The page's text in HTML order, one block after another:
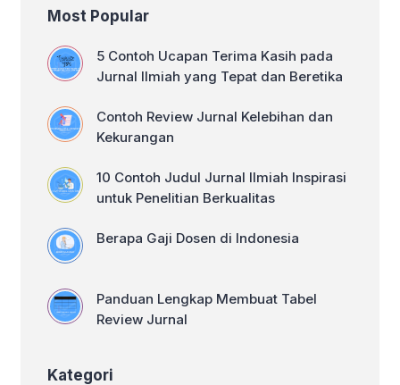
Most Popular
5 Contoh Ucapan Terima Kasih pada
Jurnal Ilmiah yang Tepat dan Beretika
Contoh Review Jurnal Kelebihan dan
Kekurangan
10 Contoh Judul Jurnal Ilmiah Inspirasi
untuk Penelitian Berkualitas
Berapa Gaji Dosen di Indonesia
Panduan Lengkap Membuat Tabel
Review Jurnal
Kategori